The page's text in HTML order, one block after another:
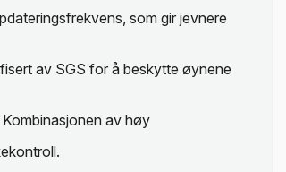
som gir jevnere
av SGS for å beskytte øynene
av høy